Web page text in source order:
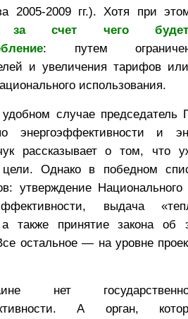
за 2005-2009 гг.). Хотя при
за счет чего
: путем
и увеличения тарифов
использования.
случае председатель
энергоэффективности и
рассказывает о том, что
цели. Однако в победном
утверждение
выдача
также принятие закона об
остальное — на уровне
нет
А орган,